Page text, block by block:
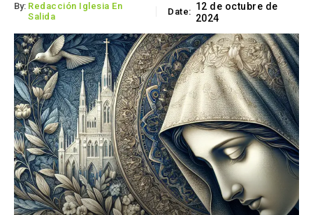
By: Redacción Iglesia En
Salida
Date: 12 de octubre de
2024